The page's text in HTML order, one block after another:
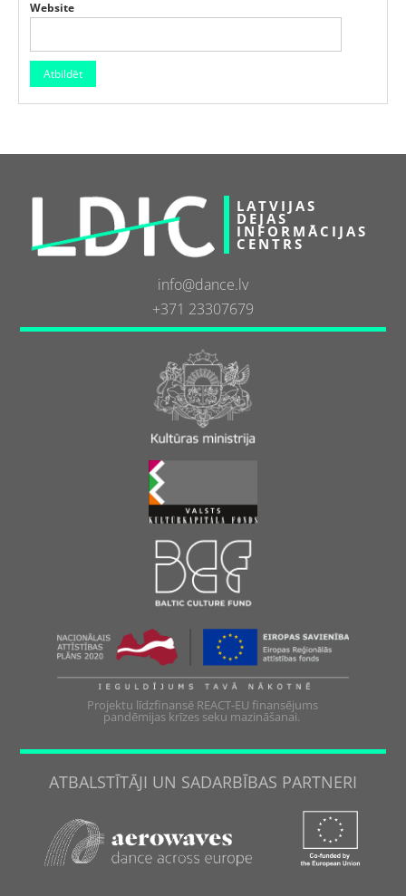
Website
LATVIJAS
DEJAS
INFORMĀCIJAS
CENTRS
info@dance.lv
+371 23307679
Projektu līdzfinansē REACT-EU finansējums
pandēmijas krīzes seku mazināšanai.
ATBALSTĪTĀJI UN SADARBĪBAS PARTNERI